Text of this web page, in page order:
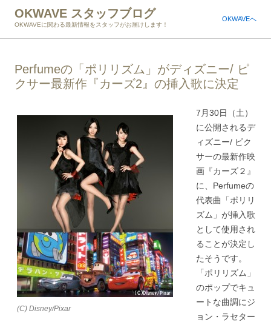
OKWAVE スタッフブログ
OKWAVEに関わる最新情報をスタッフがお届けします！
OKWAVEへ
Perfumeの「ポリリズム」がディズニー/ ピ
クサー最新作『カーズ2』の挿入歌に決定
(C) Disney/Pixar
7月30日（土）
に公開されるデ
ィズニー/ ピク
サーの最新作映
画『カーズ２』
に、Perfumeの
代表曲「ポリリ
ズム」が挿入歌
として使用され
ることが決定し
たそうです。
「ポリリズム」
のポップでキュ
ートな曲調にジ
ョン・ラセター